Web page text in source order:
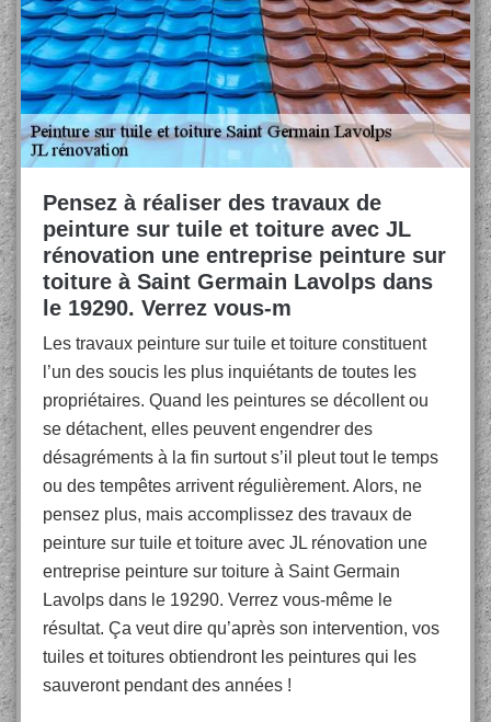
Pensez à réaliser des travaux de
peinture sur tuile et toiture avec JL
rénovation une entreprise peinture sur
toiture à Saint Germain Lavolps dans
le 19290. Verrez vous-m
Les travaux peinture sur tuile et toiture constituent
l’un des soucis les plus inquiétants de toutes les
propriétaires. Quand les peintures se décollent ou
se détachent, elles peuvent engendrer des
désagréments à la fin surtout s’il pleut tout le temps
ou des tempêtes arrivent régulièrement. Alors, ne
pensez plus, mais accomplissez des travaux de
peinture sur tuile et toiture avec JL rénovation une
entreprise peinture sur toiture à Saint Germain
Lavolps dans le 19290. Verrez vous-même le
résultat. Ça veut dire qu’après son intervention, vos
tuiles et toitures obtiendront les peintures qui les
sauveront pendant des années !